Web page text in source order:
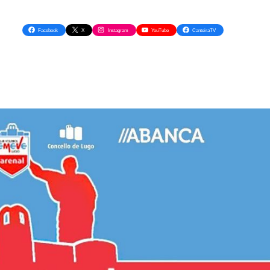
Facebook X Instagram YouTube CanteiraTV